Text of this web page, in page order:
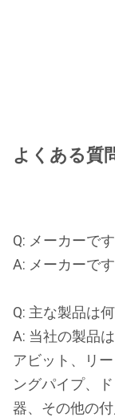
よくある質
Q: メーカーで
A: メーカーです
Q: 主な製品は
A: 当社の製品
アビット、リ
ングパイプ、
器、その他の